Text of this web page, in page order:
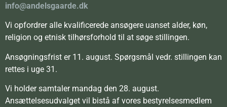
info@andelsgaarde.dk
Vi opfordrer alle kvalificerede ansøgere uanset alder, køn,
religion og etnisk tilhørsforhold til at søge stillingen.
Ansøgningsfrist er 11. august. Spørgsmål vedr. stillingen kan
rettes i uge 31.
Vi holder samtaler mandag den 28. august.
Ansættelsesudvalget vil bistå af vores bestyrelsesmedlem